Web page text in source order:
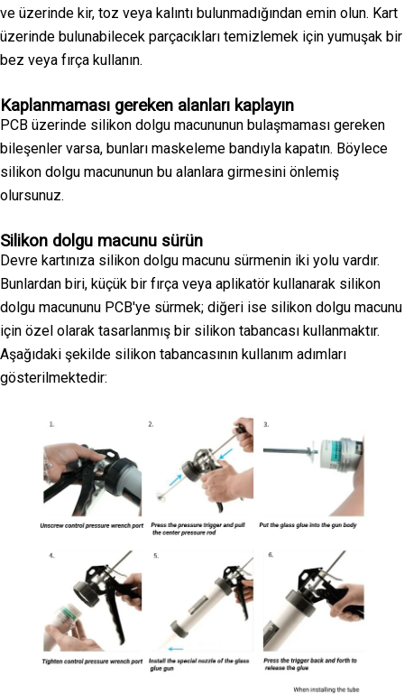
ve üzerinde kir, toz veya kalıntı bulunmadığından emin olun. Kart
üzerinde bulunabilecek parçacıkları temizlemek için yumuşak bir
bez veya fırça kullanın.
Kaplanmaması gereken alanları kaplayın
PCB üzerinde silikon dolgu macununun bulaşmaması gereken
bileşenler varsa, bunları maskeleme bandıyla kapatın. Böylece
silikon dolgu macununun bu alanlara girmesini önlemiş
olursunuz.
Silikon dolgu macunu sürün
Devre kartınıza silikon dolgu macunu sürmenin iki yolu vardır.
Bunlardan biri, küçük bir fırça veya aplikatör kullanarak silikon
dolgu macununu PCB'ye sürmek; diğeri ise silikon dolgu macunu
için özel olarak tasarlanmış bir silikon tabancası kullanmaktır.
Aşağıdaki şekilde silikon tabancasının kullanım adımları
gösterilmektedir: